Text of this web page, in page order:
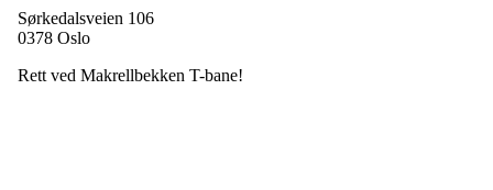
Sørkedalsveien 106
0378 Oslo
Rett ved Makrellbekken T-bane!